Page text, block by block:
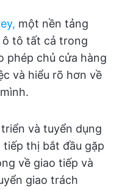
một nền tảng
ô tô tất cả trong
phép chủ cửa hàng
và hiểu rõ hơn về
và tuyển dụng
tiếp thị bắt đầu gặp
về giao tiếp và
giao trách